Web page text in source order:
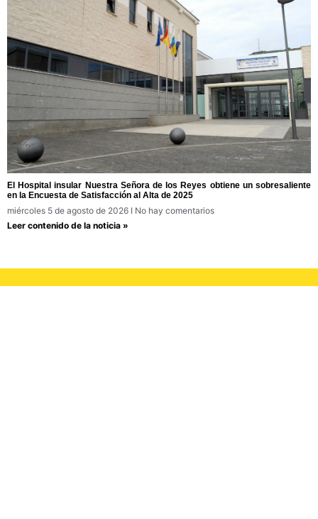
El Hospital insular Nuestra Señora de los Reyes obtiene un sobresaliente
en la Encuesta de Satisfacción al Alta de 2025
miércoles 5 de agosto de 2026
No hay comentarios
Leer contenido de la noticia »